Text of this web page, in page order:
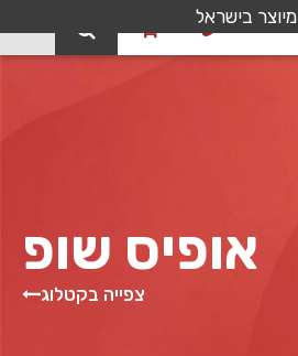
מיוצר בישראל
אופיס שופ
צפייה בקטלוג